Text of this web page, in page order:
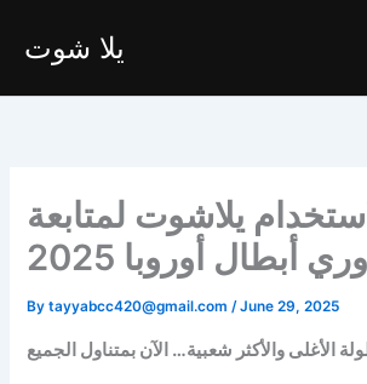
content
يلا شوت
يلاشوت لمتابعة
أبطال أوروبا 2025
Bytayyabcc420@gmail.com/June 29, 2025
الأغلى والأكثر شعبية… الآن بمتناول الجميع